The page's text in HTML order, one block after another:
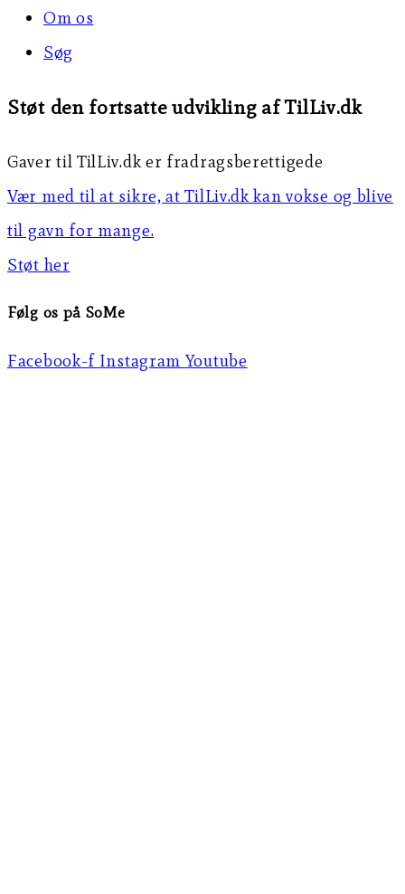
Om os
Søg
Støt den fortsatte udvikling af TilLiv.dk
Gaver til TilLiv.dk er fradragsberettigede
Vær med til at sikre, at TilLiv.dk kan vokse og blive
til gavn for mange.
Støt her
Følg os på SoMe
Facebook-f Instagram Youtube